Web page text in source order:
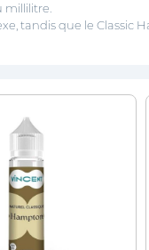
tandis que le Classic